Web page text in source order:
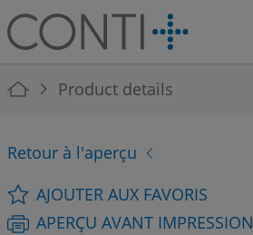
Skip to main navigation
Skip to main content
Skip to page footer
You are here:
Product details
Retour à l'aperçu
AJOUTER AUX FAVORIS
APERÇU AVANT IMPRESSION